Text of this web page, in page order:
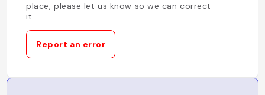
place, please let us know so we can correct
it.
Report an error